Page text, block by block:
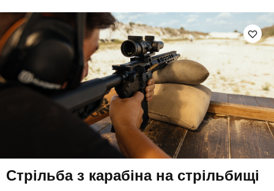
Стрільба з карабіна на стрільбищі